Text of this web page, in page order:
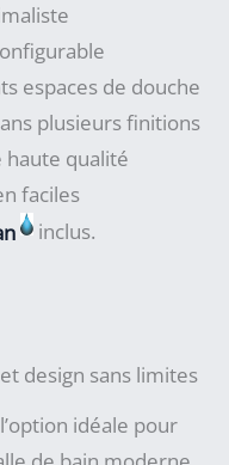
espaces de douche
plusieurs finitions
haute qualité
faciles
inclus.
design sans limites
idéale pour